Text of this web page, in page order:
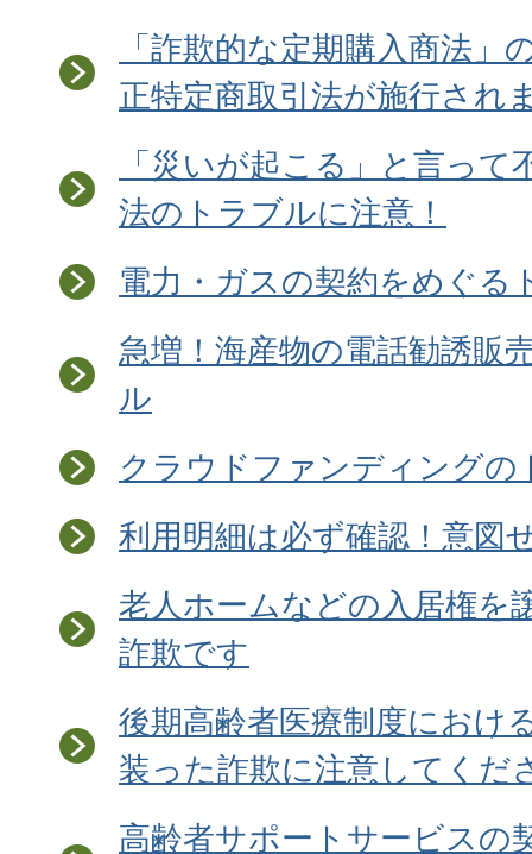
「詐欺的な定期購入商法」
正特定商取引法が施行され
「災いが起こる」と言っ
法のトラブルに注意！
電力・ガスの契約をめぐる
急増！海産物の電話勧誘販
ル
クラウドファンディングの
利用明細は必ず確認！意図
老人ホームなどの入居権を
詐欺です
後期高齢者医療制度におけ
装った詐欺に注意してくだ
高齢者サポートサービスの